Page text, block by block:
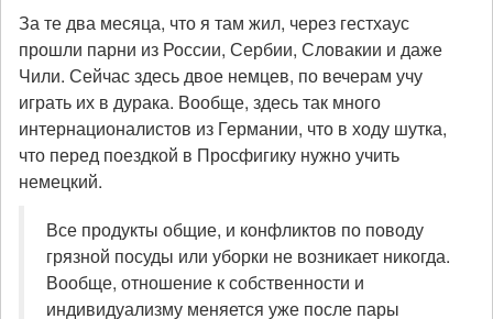
За те два месяца, что я там жил, через гестхаус
прошли парни из России, Сербии, Словакии и даже
Чили. Сейчас здесь двое немцев, по вечерам учу
играть их в дурака. Вообще, здесь так много
интернационалистов из Германии, что в ходу шутка,
что перед поездкой в Просфигику нужно учить
немецкий.
Все продукты общие, и конфликтов по поводу
грязной посуды или уборки не возникает никогда.
Вообще, отношение к собственности и
индивидуализму меняется уже после пары